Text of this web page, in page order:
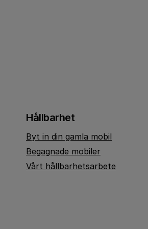
Hållbarhet
Byt in din gamla mobil
Begagnade mobiler
Vårt hållbarhetsarbete